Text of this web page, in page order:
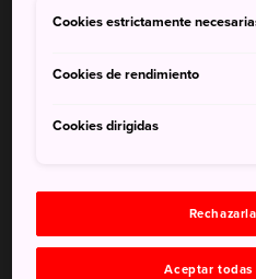
directo desde la estación de
Datos breves
En sus inicios, Karuizawa
Cookies estrictamente
Cookies de rendimiento
Cookies dirigidas
Aceptar todas